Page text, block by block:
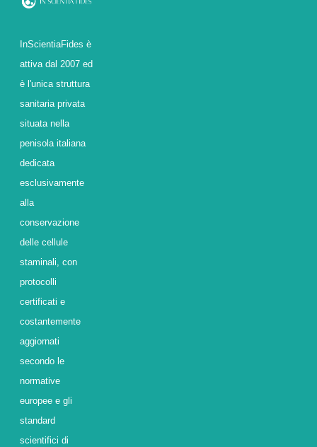
InScientiaFides è
attiva dal 2007 ed
è l'unica struttura
sanitaria privata
situata nella
penisola italiana
dedicata
esclusivamente
alla
conservazione
delle cellule
staminali, con
protocolli
certificati e
costantemente
aggiornati
secondo le
normative
europee e gli
standard
scientifici di